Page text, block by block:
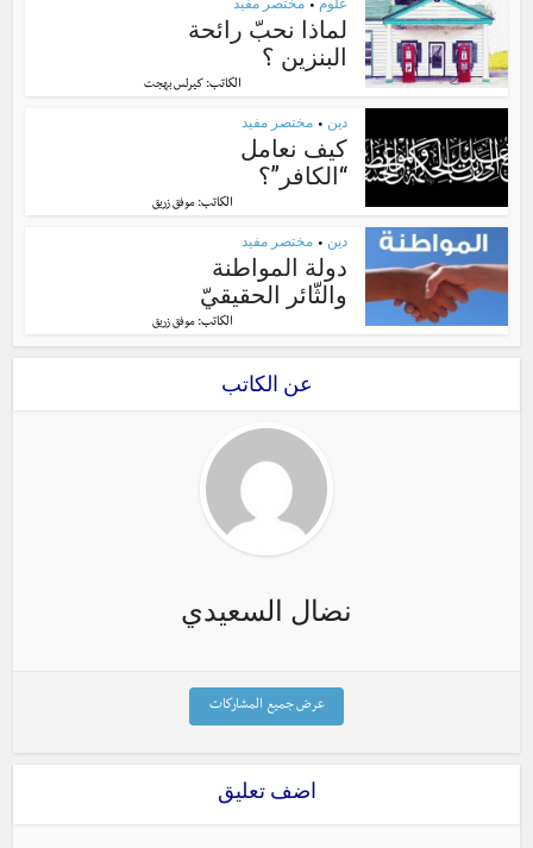
•
لماذا نحبّ رائحة
البنزين ؟
الكاتب: كيرلس بهجت
دين • مختصر مفيد
كيف نعامل
“الكافر”؟
الكاتب:موفق زريق
دين • مختصر مفيد
دولة المواطنة
والثّائر الحقيقيّ
الكاتب:موفق زريق
عن الكاتب
نضال السعيدي
عرض جميع المشاركات
اضف تعليق